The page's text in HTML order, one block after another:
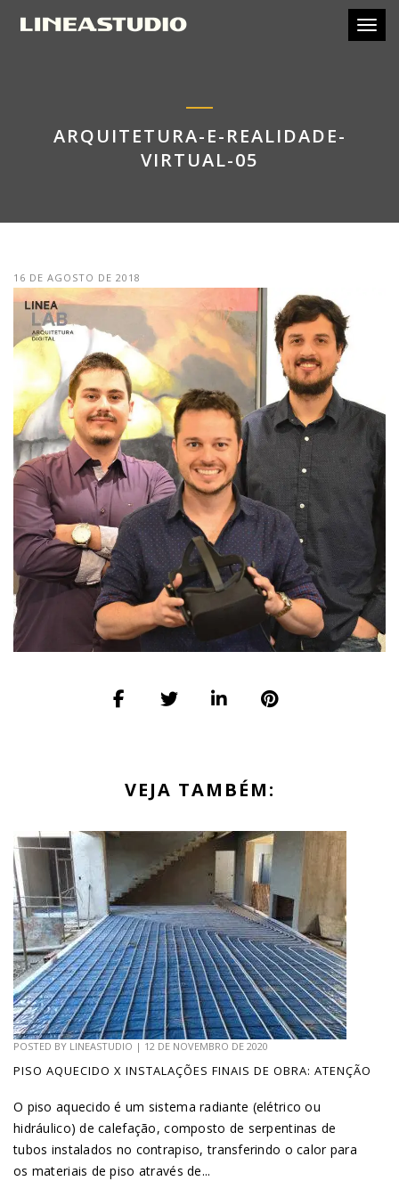
ARQUITETURA-E-REALIDADE-
VIRTUAL-05
16 DE AGOSTO DE 2018
VEJA TAMBÉM:
POSTED BY LINEASTUDIO | 12 DE NOVEMBRO DE 2020
PISO AQUECIDO X INSTALAÇÕES FINAIS DE OBRA: ATENÇÃO
O piso aquecido é um sistema radiante (elétrico ou
hidráulico) de calefação, composto de serpentinas de
tubos instalados no contrapiso, transferindo o calor para
os materiais de piso através de...